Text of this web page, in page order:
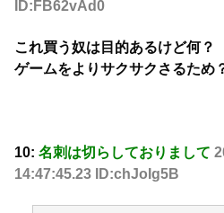
ID:FB62vAd0
これ買う奴は目的あるけど何？
ゲームをよりサクサクさるため
10: 名刺は切らしておりまして
14:47:45.23 ID:chJoIg5B